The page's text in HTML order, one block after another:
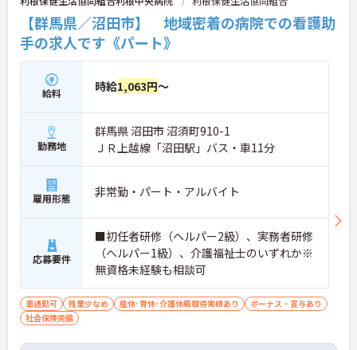
【群馬県／沼田市】 地域密着の病院での看護助
手の求人です《パート》
給料 時給1,063円～
勤務地
群馬県 沼田市 沼須町910-1
ＪＲ上越線「沼田駅」バス・車11分
雇用形態 非常勤・パート・アルバイト
応募要件
■初任者研修（ヘルパー2級）、実務者研修
（ヘルパー1級）、介護福祉士のいずれか※
無資格未経験も相談可
車通勤可 残業少なめ 産休･育休･介護休暇取得実績あり
ボーナス・賞与あり
社会保険完備